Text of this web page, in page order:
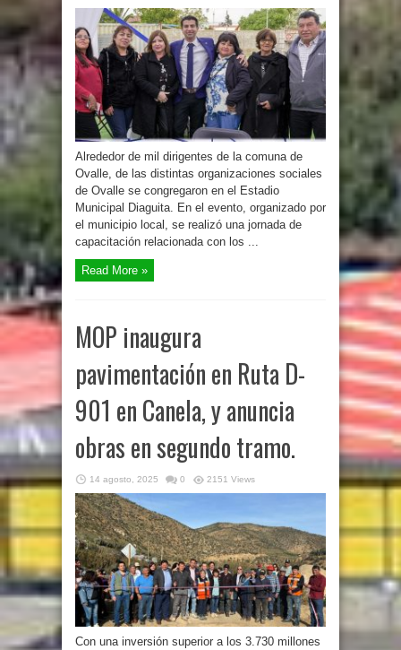
Alrededor de mil dirigentes de la comuna de
Ovalle, de las distintas organizaciones sociales
de Ovalle se congregaron en el Estadio
Municipal Diaguita. En el evento, organizado por
el municipio local, se realizó una jornada de
capacitación relacionada con los ...
Read More »
MOP inaugura
pavimentación en Ruta D-
901 en Canela, y anuncia
obras en segundo tramo.
14 agosto, 2025 0 2151 Views
Con una inversión superior a los 3.730 millones